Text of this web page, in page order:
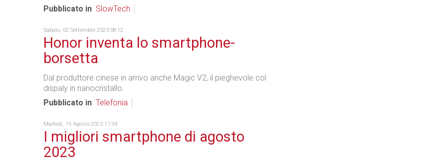
Pubblicato in SlowTech
Sabato, 02 Settembre 2023 08:12
Honor inventa lo smartphone-
borsetta
Dal produttore cinese in arrivo anche Magic V2, il pieghevole col
dispaly in nanocristallo.
Pubblicato in Telefonia
Martedì, 15 Agosto 2023 17:34
I migliori smartphone di agosto
2023